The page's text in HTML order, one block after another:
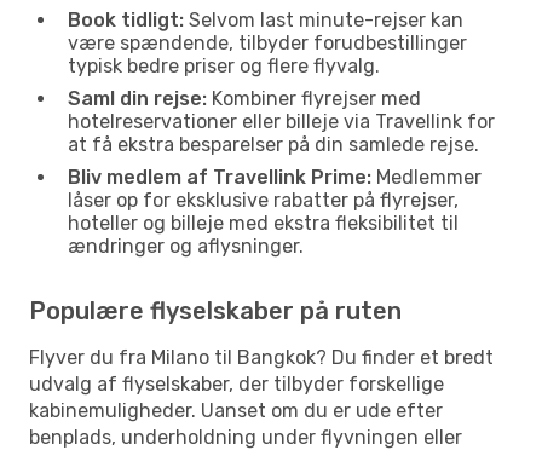
Book tidligt: Selvom last minute-rejser kan
være spændende, tilbyder forudbestillinger
typisk bedre priser og flere flyvalg.
Saml din rejse: Kombiner flyrejser med
hotelreservationer eller billeje via Travellink for
at få ekstra besparelser på din samlede rejse.
Bliv medlem af Travellink Prime: Medlemmer
låser op for eksklusive rabatter på flyrejser,
hoteller og billeje med ekstra fleksibilitet til
ændringer og aflysninger.
Populære flyselskaber på ruten
Flyver du fra Milano til Bangkok? Du finder et bredt
udvalg af flyselskaber, der tilbyder forskellige
kabinemuligheder. Uanset om du er ude efter
benplads, underholdning under flyvningen eller